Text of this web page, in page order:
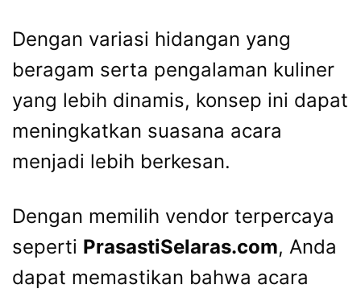
Dengan variasi hidangan yang
beragam serta pengalaman kuliner
yang lebih dinamis, konsep ini dapat
meningkatkan suasana acara
menjadi lebih berkesan.
Dengan memilih vendor terpercaya
seperti PrasastiSelaras.com, Anda
dapat memastikan bahwa acara